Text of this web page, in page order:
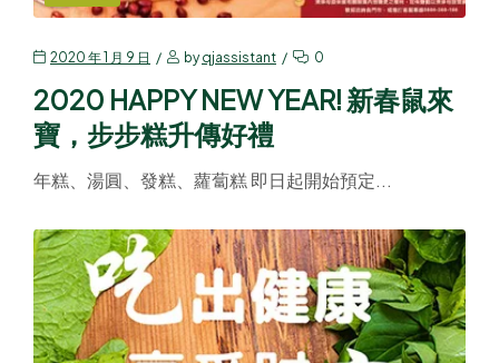
2020 年 1 月 9 日 byqjassistant 0
2020 HAPPY NEW YEAR! 新春鼠來
寶，步步糕升傳好禮
年糕、湯圓、發糕、蘿蔔糕 即日起開始預定...